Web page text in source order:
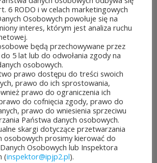
AKTUALNOŚCI
Jubileuszowe
XXV
Mistrzostwa
Polski Duch...
10
6 RODO i w celach marketingowych
Osobowych powołuje się na
interes, którym jest analiza ruchu
będą przechowywane przez
5 lat lub do odwołania zgody na
osobowych.
prawo dostępu do treści swoich
prawo do ich sprostowania,
prawo do ograniczenia ich
do cofnięcia zgody, prawo do
prawo do wniesienia sprzeciwu
Państwa danych osobowych.
skargi dotyczące przetwarzania
osobowych prosimy kierować do
Osobowych lub Inspektora
(inspektor@ipjp2.pl).